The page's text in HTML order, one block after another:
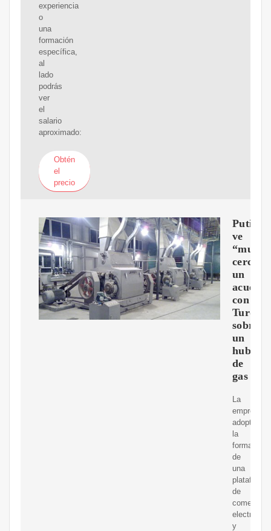
experiencia
o
una
formación
específica,
al
lado
podrás
ver
el
salario
aproximado:
Obtén
el
precio
Putin
ve
“muy
cerca”
un
con
sobre
un
hub
de
gas
La
empresa
adoptará
la
forma
de
una
plataforma
de
comercio
electrónico
y